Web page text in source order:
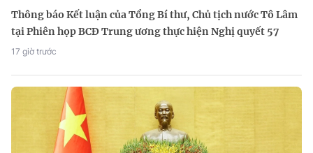
Thông báo Kết luận của Tổng Bí thư, Chủ tịch nước Tô Lâm
tại Phiên họp BCĐ Trung ương thực hiện Nghị quyết 57
17 giờ trước